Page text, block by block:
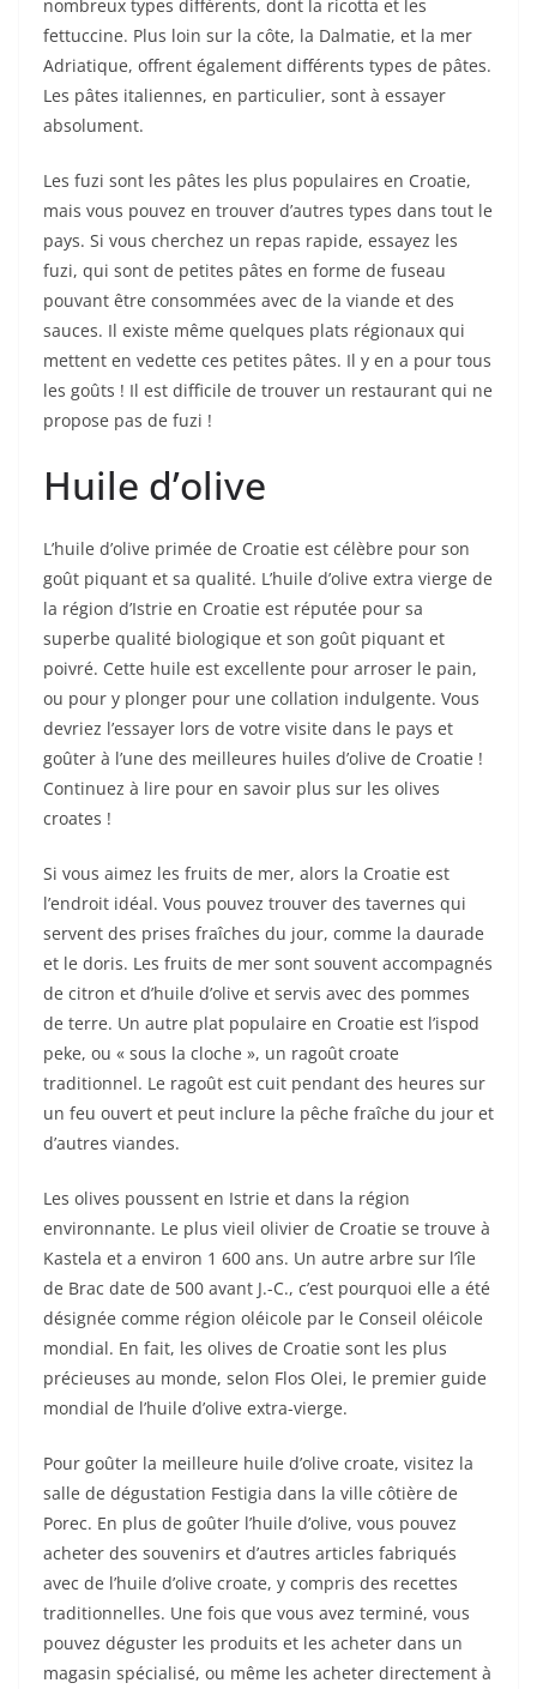
nombreux types différents, dont la ricotta et les
fettuccine. Plus loin sur la côte, la Dalmatie, et la mer
Adriatique, offrent également différents types de pâtes.
Les pâtes italiennes, en particulier, sont à essayer
absolument.
Les fuzi sont les pâtes les plus populaires en Croatie,
mais vous pouvez en trouver d’autres types dans tout le
pays. Si vous cherchez un repas rapide, essayez les
fuzi, qui sont de petites pâtes en forme de fuseau
pouvant être consommées avec de la viande et des
sauces. Il existe même quelques plats régionaux qui
mettent en vedette ces petites pâtes. Il y en a pour tous
les goûts ! Il est difficile de trouver un restaurant qui ne
propose pas de fuzi !
Huile d’olive
L’huile d’olive primée de Croatie est célèbre pour son
goût piquant et sa qualité. L’huile d’olive extra vierge de
la région d’Istrie en Croatie est réputée pour sa
superbe qualité biologique et son goût piquant et
poivré. Cette huile est excellente pour arroser le pain,
ou pour y plonger pour une collation indulgente. Vous
devriez l’essayer lors de votre visite dans le pays et
goûter à l’une des meilleures huiles d’olive de Croatie !
Continuez à lire pour en savoir plus sur les olives
croates !
Si vous aimez les fruits de mer, alors la Croatie est
l’endroit idéal. Vous pouvez trouver des tavernes qui
servent des prises fraîches du jour, comme la daurade
et le doris. Les fruits de mer sont souvent accompagnés
de citron et d’huile d’olive et servis avec des pommes
de terre. Un autre plat populaire en Croatie est l’ispod
peke, ou « sous la cloche », un ragoût croate
traditionnel. Le ragoût est cuit pendant des heures sur
un feu ouvert et peut inclure la pêche fraîche du jour et
d’autres viandes.
Les olives poussent en Istrie et dans la région
environnante. Le plus vieil olivier de Croatie se trouve à
Kastela et a environ 1 600 ans. Un autre arbre sur l’île
de Brac date de 500 avant J.-C., c’est pourquoi elle a été
désignée comme région oléicole par le Conseil oléicole
mondial. En fait, les olives de Croatie sont les plus
précieuses au monde, selon Flos Olei, le premier guide
mondial de l’huile d’olive extra-vierge.
Pour goûter la meilleure huile d’olive croate, visitez la
salle de dégustation Festigia dans la ville côtière de
Porec. En plus de goûter l’huile d’olive, vous pouvez
acheter des souvenirs et d’autres articles fabriqués
avec de l’huile d’olive croate, y compris des recettes
traditionnelles. Une fois que vous avez terminé, vous
pouvez déguster les produits et les acheter dans un
magasin spécialisé, ou même les acheter directement à